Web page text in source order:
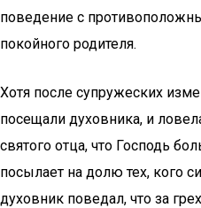
поведение с
покойного родителя.
Хотя после супружеских
посещали духовника, и
святого отца, что Господь
посылает на долю тех, кого
духовник поведал, что за